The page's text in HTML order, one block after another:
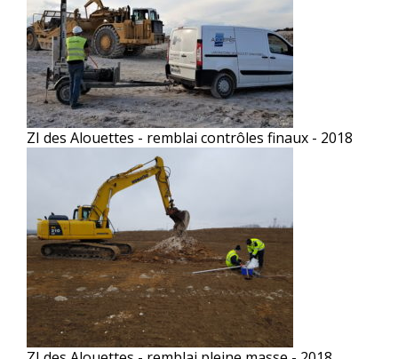
ZI des Alouettes - remblai contrôles finaux - 2018